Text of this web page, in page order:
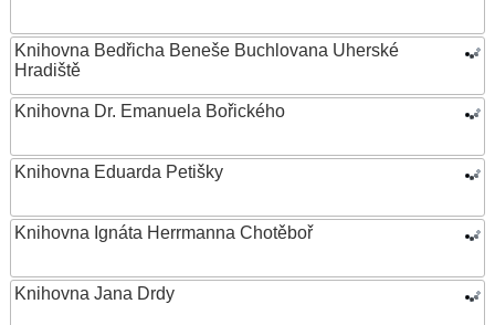
Knihovna Bedřicha Beneše Buchlovana Uherské
Hradiště
Knihovna Dr. Emanuela Bořického
Knihovna Eduarda Petišky
Knihovna Ignáta Herrmanna Chotěboř
Knihovna Jana Drdy